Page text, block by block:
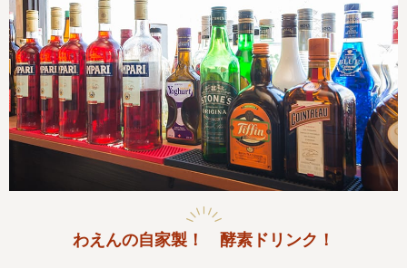
わえんの自家製！ 酵素ドリンク！